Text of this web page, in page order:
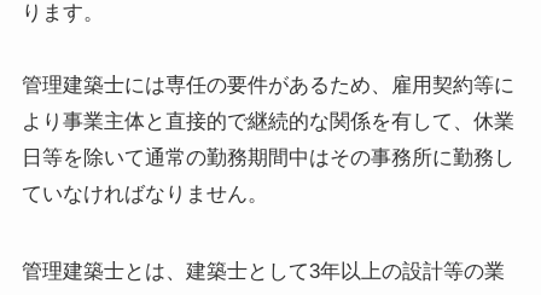
ります。
管理建築士には専任の要件があるため、雇用契約等に
より事業主体と直接的で継続的な関係を有して、休業
日等を除いて通常の勤務期間中はその事務所に勤務し
ていなければなりません。
管理建築士とは、建築士として3年以上の設計等の業